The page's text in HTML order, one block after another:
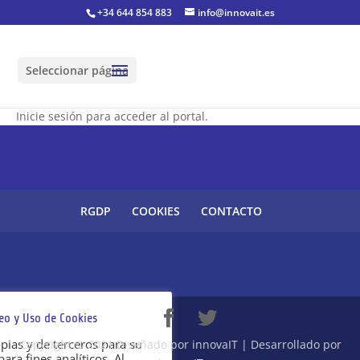
+34 644 854 883 info@innovait.es
Seleccionar página
Inicie sesión para acceder al portal.
RGDP COOKIES CONTACTO
Copyright © 2021 Diseñado por innovaIT | Desarrollado por
y Uso de Cookies
y de terceros para su